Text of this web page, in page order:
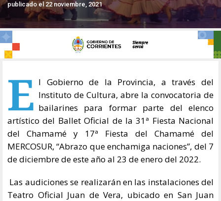
publicado el 22 noviembre, 2021
E l Gobierno de la Provincia, a través del
Instituto de Cultura, abre la convocatoria de
bailarines para formar parte del elenco
artístico del Ballet Oficial de la 31ª Fiesta Nacional
del Chamamé y 17ª Fiesta del Chamamé del
MERCOSUR, “Abrazo que enchamiga naciones”, del 7
de diciembre de este año al 23 de enero del 2022.
Las audiciones se realizarán en las instalaciones del
Teatro Oficial Juan de Vera, ubicado en San Juan